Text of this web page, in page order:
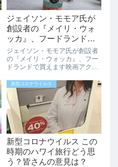
ジェイソン・モモア氏が
創設者の『メイリ・ウォ
ッカ』、フードランドで
買えます
ジェイソン・モモア氏が創設者
の『メイリ・ウォッカ』、フー
ドランドで買えます映画アクア
のジェイソン・モモア氏が創設
者の一人となっている『メイ
リ・ウォッカ』がハワイ、フー
ドランドで購入できます。ジェ
イソン・モモアは、...
新型コロナウイルス
新型コロナウイルス この
時期のハワイ旅行どう思
う？皆さんの意見は？